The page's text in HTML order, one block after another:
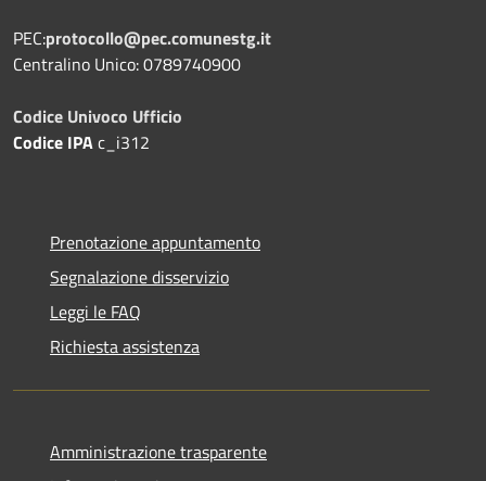
PEC:protocollo@pec.comunestg.it
Centralino Unico: 0789740900
Codice Univoco Ufficio
Codice IPAc_i312
Prenotazione appuntamento
Segnalazione disservizio
Leggi le FAQ
Richiesta assistenza
Amministrazione trasparente